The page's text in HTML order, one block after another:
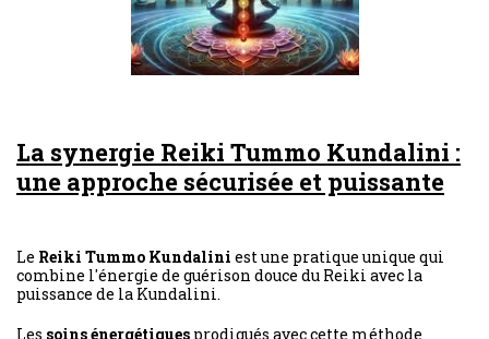
La synergie Reiki Tummo Kundalini :
une approche sécurisée et puissante
Le Reiki Tummo Kundalini est une pratique unique qui
combine l'énergie de guérison douce du Reiki avec la
puissance de la Kundalini.
Les soins énergétiques prodigués avec cette méthode